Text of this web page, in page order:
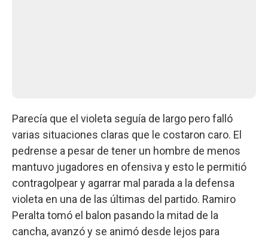
Parecía que el violeta seguía de largo pero falló
varias situaciones claras que le costaron caro. El
pedrense a pesar de tener un hombre de menos
mantuvo jugadores en ofensiva y esto le permitió
contragolpear y agarrar mal parada a la defensa
violeta en una de las últimas del partido. Ramiro
Peralta tomó el balon pasando la mitad de la
cancha, avanzó y se animó desde lejos para